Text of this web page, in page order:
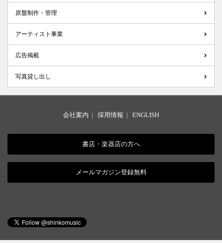
原盤制作・管理
アーティスト事業
広告掲載
写真貸し出し
会社案内 | 採用情報 | ENGLISH
書店・楽器店の方へ
メールマガジン登録無料